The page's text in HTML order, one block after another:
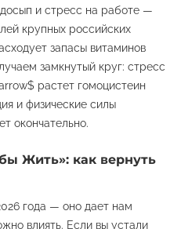
и стресс на работе —
крупных российских
запасы витаминов
замкнутый круг: стресс
растет гомоцистеин
и физические силы
окончательно.
Жить»: как вернуть
года — оно дает нам
влиять. Если вы устали